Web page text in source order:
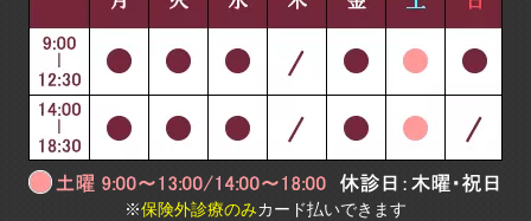
※保険外診療のみカード払いできます